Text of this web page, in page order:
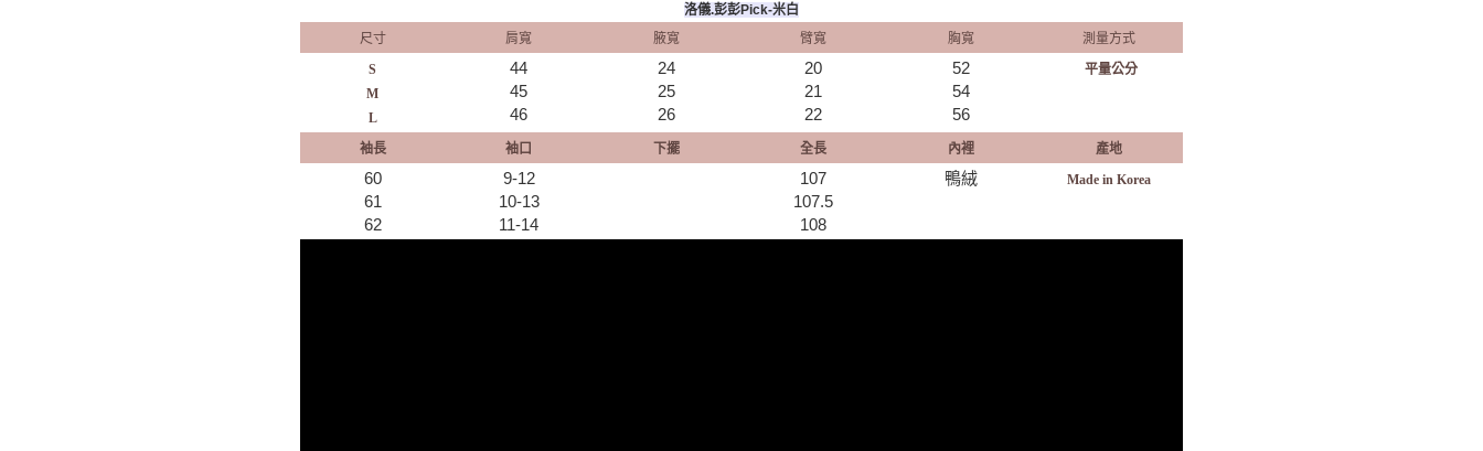
洛儀.彭彭Pick-米白
尺寸
肩寬 腋寬 臂寬 胸寬
測量方式
S
M
L
44
45
46
24
25
26
20
21
22
52
54
56
平量公分
袖長 袖口 下擺 全長 內裡 產地
60
61
62
9-12
10-13
11-14
107
107.5
108
鴨絨 Made in Korea